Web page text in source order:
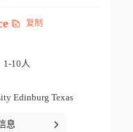
复制
1-10人
Edinburg Texas
息